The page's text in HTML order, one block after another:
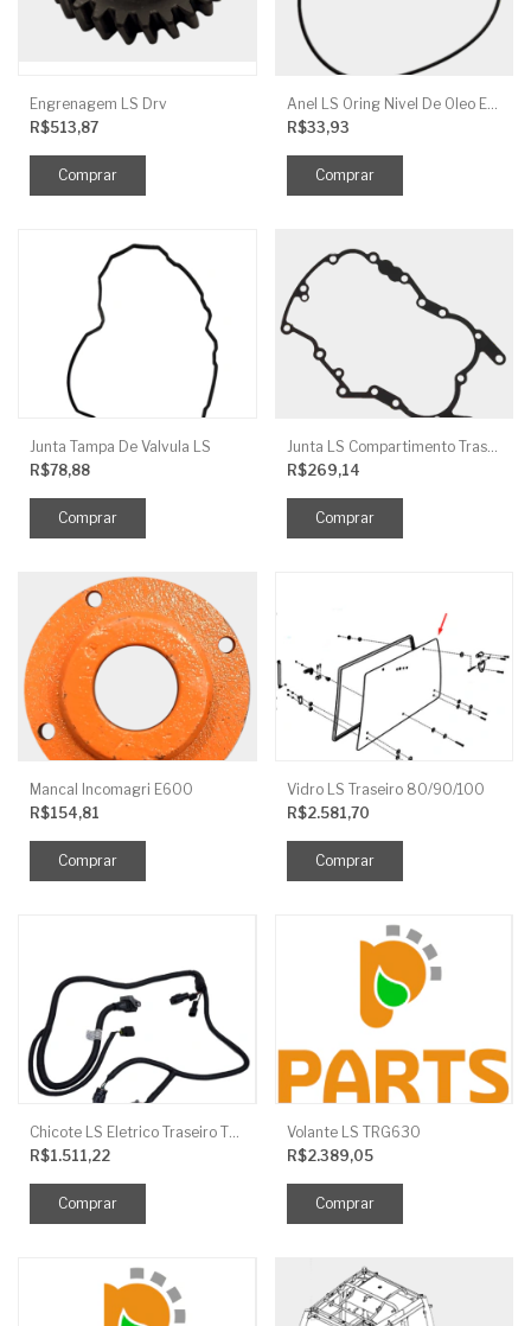
Engrenagem LS Drv
R$513,87
Anel LS Oring Nivel De Oleo EGQ125
R$33,93
Junta Tampa De Valvula LS
R$78,88
Junta LS Compartimento Traseiro EGQ155
R$269,14
Mancal Incomagri E600
R$154,81
Vidro LS Traseiro 80/90/100
R$2.581,70
R$1.511,22
Volante LS TRG630
R$2.389,05